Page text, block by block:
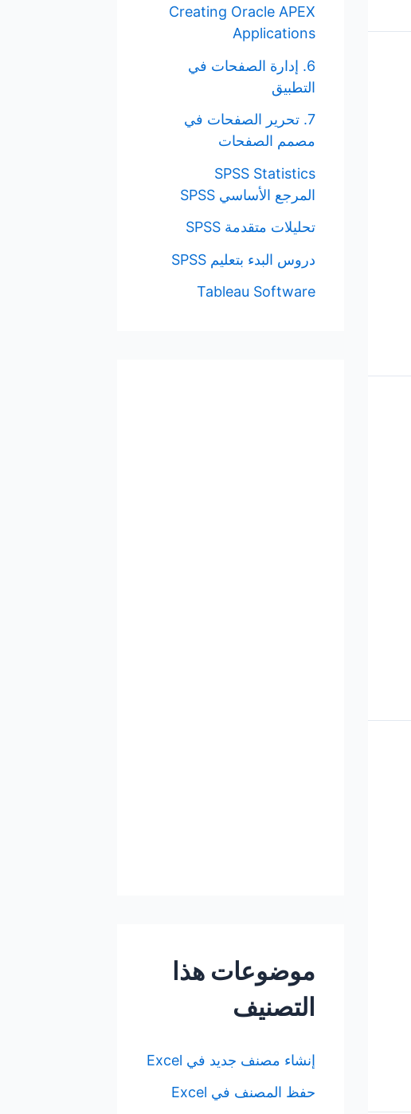
Creating Oracle APEX
Applications
6. إدارة الصفحات في
التطبيق
7. تحرير الصفحات في
مصمم الصفحات
SPSS Statistics
المرجع الأساسي SPSS
تحليلات متقدمة SPSS
دروس البدء بتعليم SPSS
Tableau Software
موضوعات هذا
التصنيف
إنشاء مصنف جديد في Excel
حفظ المصنف في Excel